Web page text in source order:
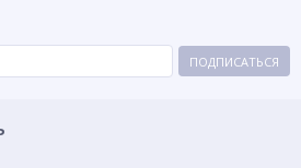
ПОДПИСАТЬСЯ